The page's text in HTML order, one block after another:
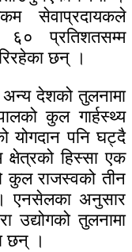
सेवाप्रदायकले
प्रतिशतसम्म
छन् ।
देशको तुलनामा
कुल गार्हस्थ्य
योगदान पनि घट्दै
हिस्सा एक
कुल राजस्वको तीन
एनसेलका अनुसार
उद्योगको तुलनामा
छन् ।